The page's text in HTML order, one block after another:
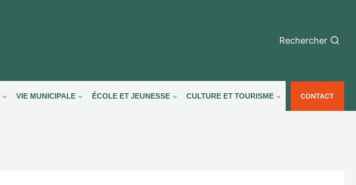
Rechercher
VIE MUNICIPALE ÉCOLE ET JEUNESSE CULTURE ET TOURISME CONTACT